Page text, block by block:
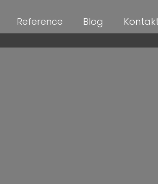
Reference Blog